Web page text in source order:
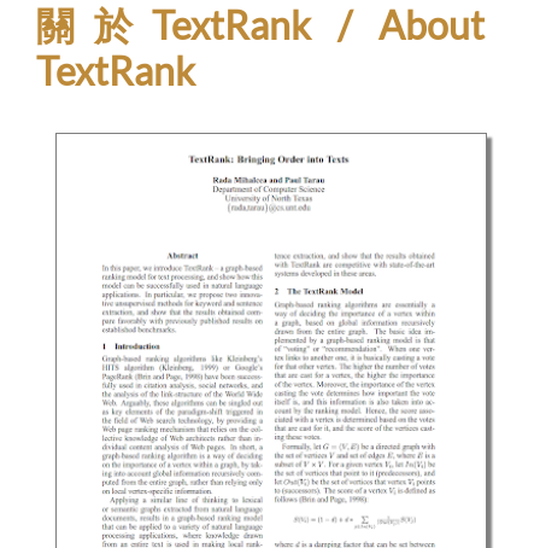
關於TextRank / About
TextRank